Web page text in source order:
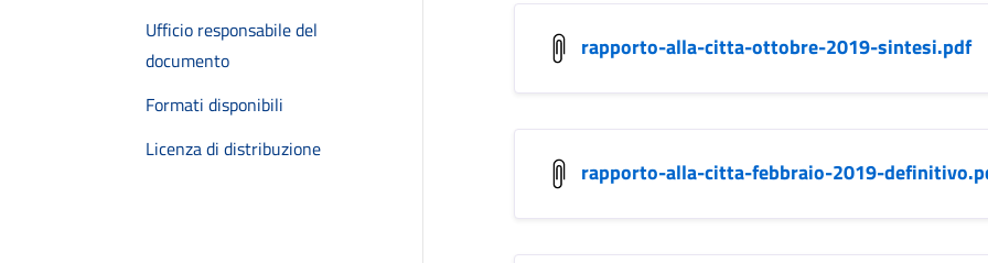
Ufficio responsabile del
documento
Formati disponibili
Licenza di distribuzione
rapporto-alla-citta-ottobre-2019-sintesi.pdf
rapporto-alla-citta-febbraio-2019-